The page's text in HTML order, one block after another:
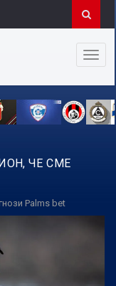
ЧЕ СМЕ
Palms bet